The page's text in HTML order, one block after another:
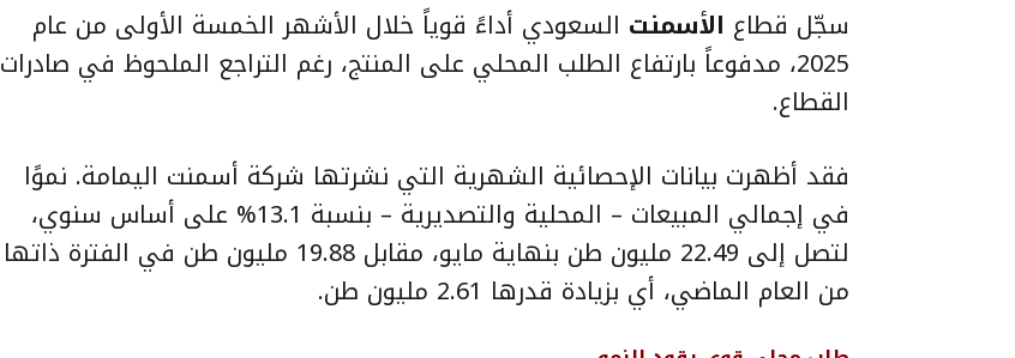
سجّل قطاع الأسمنت السعودي أداءً قوياً خلال الأشهر الخمسة الأولى من عام
2025، مدفوعاً بارتفاع الطلب المحلي على المنتج، رغم التراجع الملحوظ في صادرات
القطاع.
فقد أظهرت بيانات الإحصائية الشهرية التي نشرتها شركة أسمنت اليمامة. نموًا
في إجمالي المبيعات – المحلية والتصديرية – بنسبة 13.1% على أساس سنوي،
لتصل إلى 22.49 مليون طن بنهاية مايو، مقابل 19.88 مليون طن في الفترة ذاتها
من العام الماضي، أي بزيادة قدرها 2.61 مليون طن.